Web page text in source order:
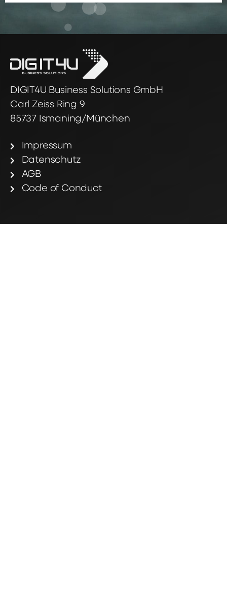
DIGIT4U Business Solutions GmbH
Carl Zeiss Ring 9
85737 Ismaning/München
Impressum
Datenschutz
AGB
Code of Conduct